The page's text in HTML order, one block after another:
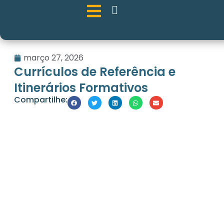
março 27, 2026
Currículos de Referência e
Itinerários Formativos
Compartilhe: